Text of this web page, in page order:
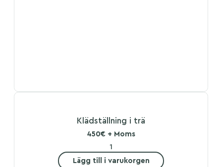
Klädställning i trä
450€ + Moms
Lägg till i varukorgen